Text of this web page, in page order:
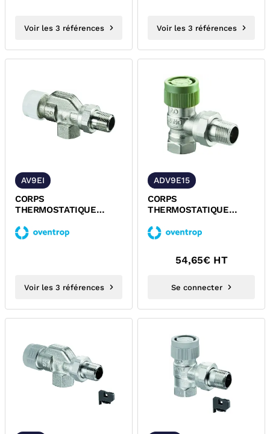
Voir les 3 références Voir les 3 références
AV9EI
CORPS
THERMOSTATIQUE
VISSER M30x1,5 SERIE
AV9...
Voir les 3 références
ADV9E15
CORPS
THERMOSTATIQUE
M30x1,5 SERIE ADV9
OVENTROP
54,65€ HT
Se connecter